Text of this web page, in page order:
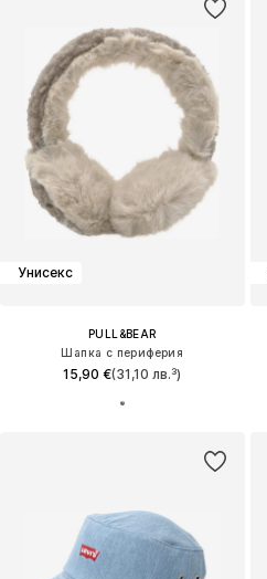
Унисекс
PULL&BEAR
Шапка с периферия
15,90 €(31,10 лв.³)